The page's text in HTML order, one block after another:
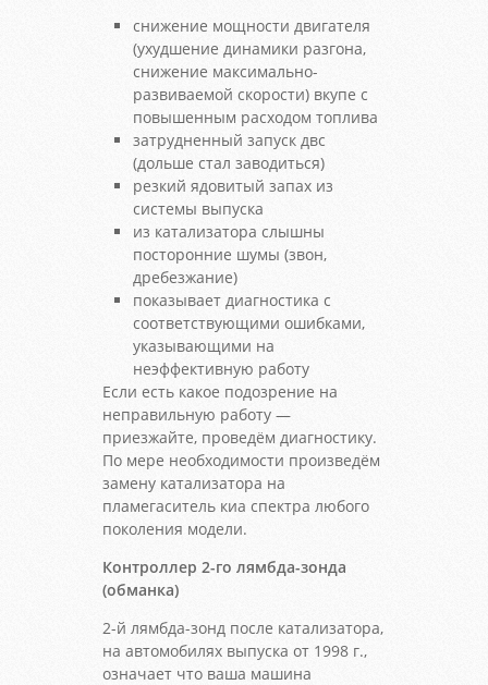
снижение мощности двигателя
(ухудшение динамики разгона,
снижение максимально-
развиваемой скорости) вкупе с
повышенным расходом топлива
затрудненный запуск двс
(дольше стал заводиться)
резкий ядовитый запах из
системы выпуска
из катализатора слышны
посторонние шумы (звон,
дребезжание)
показывает диагностика с
соответствующими ошибками,
указывающими на
неэффективную работу
Если есть какое подозрение на
неправильную работу —
приезжайте, проведём диагностику.
По мере необходимости произведём
замену катализатора на
пламегаситель киа спектра любого
поколения модели.
Контроллер 2-го лямбда-зонда
(обманка)
2-й лямбда-зонд после катализатора,
на автомобилях выпуска от 1998 г.,
означает что ваша машина